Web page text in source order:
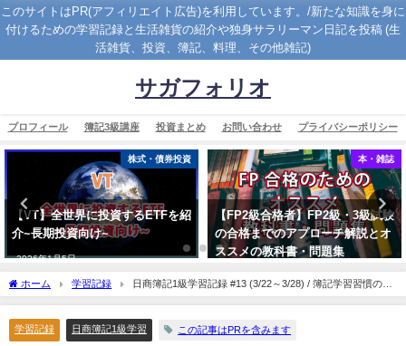
このサイトはPR(アフィリエイト広告)を利用しています。/新たな知識を身に
付けるための学習記録と生活雑貨の紹介や独身サラリーマン日記を投稿 (生
活雑貨、投資、簿記、料理、その他雑記)
サガフォリオ
プロフィール 簿記3級講座 投資まとめ お問い合わせ プライバシーポリシー
株式・債券投資
【VT】全世界に投資するETFを紹
介~長期投資向け~
2026年1月5日
本・雑誌
【FP2級合格者】FP2級・3級試験
の合格までのアプローチ解説とオ
ススメの教科書・問題集
ホーム 学習記録
日商簿記1級学習記録 #13 (3/22～3/28) / 簿記学習習慣の取
り戻し
学習記録 日商簿記1級学習 この記事はPRを含みます